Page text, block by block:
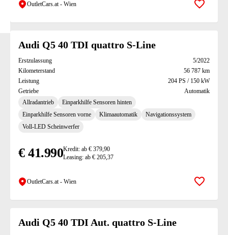
OutletCars.at - Wien Zur
Audi Q5 40 TDI quattro S-Line
Erstzulassung
5/2022
Kilometerstand
56 787 km
Leistung
204 PS / 150 kW
Getriebe
Automatik
Allradantrieb
Einparkhilfe Sensoren hinten
Einparkhilfe Sensoren vorne
Klimaautomatik
Navigationssystem
Voll-LED Scheinwerfer
€ 41.990Kredit: ab € 379,90
Leasing: ab € 205,37
OutletCars.at - Wien Zur
Audi Q5 40 TDI Aut. quattro S-Line